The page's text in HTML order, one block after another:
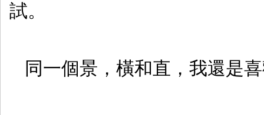
試。
同一個景，橫和直，我還是